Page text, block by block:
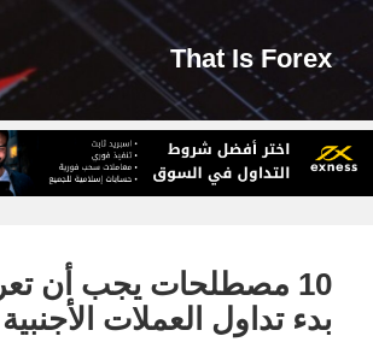
That Is Forex
10 مصطلحات يجب أن
بدء تداول العملات الأجنبية